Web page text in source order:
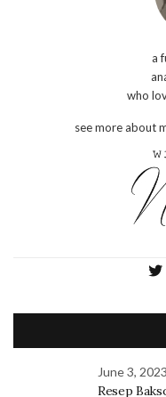
a
who
see more about
June 3, 2023
Resep